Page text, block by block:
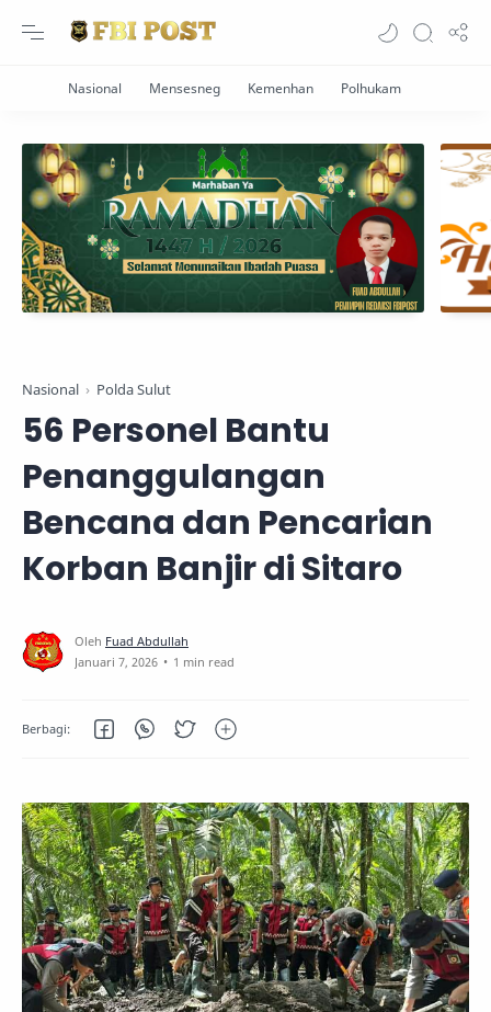
Nasional Polda Sulut
56 Personel Bantu
Penanggulangan
Bencana dan Pencarian
Korban Banjir di Sitaro
1 min read